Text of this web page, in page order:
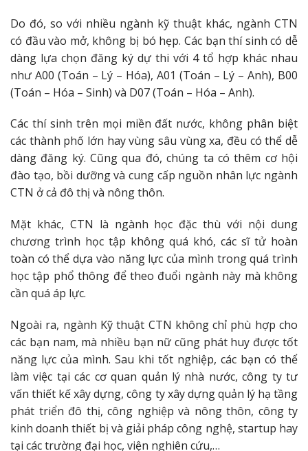
Do đó, so với nhiều ngành kỹ thuật khác, ngành CTN
có đầu vào mở, không bị bó hẹp. Các bạn thí sinh có dễ
dàng lựa chọn đăng ký dự thi với 4 tổ hợp khác nhau
như A00 (Toán – Lý – Hóa), A01 (Toán – Lý – Anh), B00
(Toán – Hóa – Sinh) và D07 (Toán – Hóa – Anh).
Các thí sinh trên mọi miền đất nước, không phân biệt
các thành phố lớn hay vùng sâu vùng xa, đều có thể dễ
dàng đăng ký. Cũng qua đó, chúng ta có thêm cơ hội
đào tạo, bồi dưỡng và cung cấp nguồn nhân lực ngành
CTN ở cả đô thị và nông thôn.
Mặt khác, CTN là ngành học đặc thù với nội dung
chương trình học tập không quá khó, các sĩ tử hoàn
toàn có thể dựa vào năng lực của mình trong quá trình
học tập phổ thông để theo đuổi ngành này mà không
cần quá áp lực.
Ngoài ra, ngành Kỹ thuật CTN không chỉ phù hợp cho
các bạn nam, mà nhiều bạn nữ cũng phát huy được tốt
năng lực của mình. Sau khi tốt nghiệp, các bạn có thể
làm việc tại các cơ quan quản lý nhà nước, công ty tư
vấn thiết kế xây dựng, công ty xây dựng quản lý hạ tầng
phát triển đô thị, công nghiệp và nông thôn, công ty
kinh doanh thiết bị và giải pháp công nghệ, startup hay
tại các trường đại học, viện nghiên cứu,…